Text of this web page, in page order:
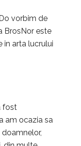
vorbim de
BrosNor este
in arta lucrului
fost
am ocazia sa